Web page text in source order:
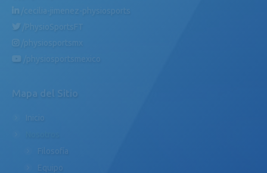
/cecilia-jimenez-physiosports
/PhysioSportsFT
/physiosportsmx
/physiosportsmexico
Mapa del Sitio
Filosofía
Equipo